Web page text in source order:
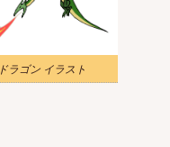
ドラゴン イラスト